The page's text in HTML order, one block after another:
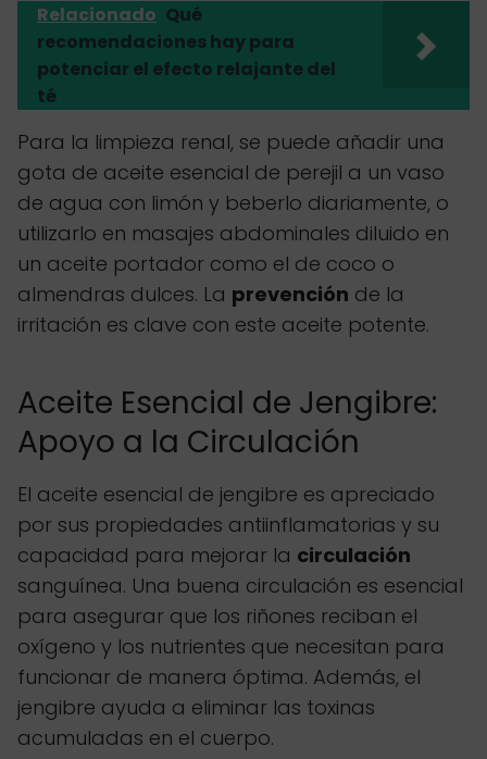
Relacionado Qué
recomendaciones hay para
potenciar el efecto relajante del
té
Para la limpieza renal, se puede añadir una
gota de aceite esencial de perejil a un vaso
de agua con limón y beberlo diariamente, o
utilizarlo en masajes abdominales diluido en
un aceite portador como el de coco o
almendras dulces. La prevención de la
irritación es clave con este aceite potente.
Aceite Esencial de Jengibre:
Apoyo a la Circulación
El aceite esencial de jengibre es apreciado
por sus propiedades antiinflamatorias y su
capacidad para mejorar la circulación
sanguínea. Una buena circulación es esencial
para asegurar que los riñones reciban el
oxígeno y los nutrientes que necesitan para
funcionar de manera óptima. Además, el
jengibre ayuda a eliminar las toxinas
acumuladas en el cuerpo.